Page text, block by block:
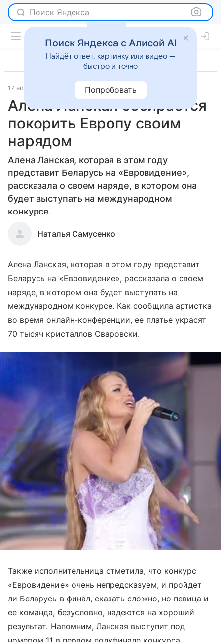
Поиск Яндекса
17 апреля 2013 Новости
Алена Ланская собирается
покорить Европу своим
нарядом
Алена Ланская, которая в этом году
представит Беларусь на «Евровидение»,
рассказала о своем наряде, в котором она
будет выступать на международном
конкурсе.
Наталья Самусенко
Алена Ланская, которая в этом году представит
Беларусь на «Евровидение», рассказала о своем
наряде, в котором она будет выступать на
международном конкурсе. Как сообщила артистка
во время онлайн-конференции, ее платье украсят
70 тысяч кристаллов Сваровски.
Также исполнительница отметила, что конкурс
«Евровидение» очень непредсказуем, и пройдет
ли Беларусь в финал, сказать сложно, но певица и
ее команда, безусловно, надеются на хороший
результат. Напомним, Ланская выступит под
Поиск Яндекса с Алисой AI
Найдёт ответ, картинку или видео —
быстро и точно
Попробовать